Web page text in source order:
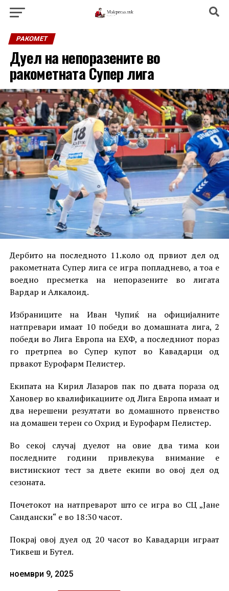
РАКОМЕТ
Дуел на непоразените во
ракометната Супер лига
Дербито на последното 11.коло од првиот дел од
ракометната Супер лига се игра попладнево, а тоа е
воедно пресметка на непоразените во лигата
Вардар и Алкалоид.
Избраниците на Иван Чупиќ на официјалните
натпревари имаат 10 победи во домашната лига, 2
победи во Лига Европа на ЕХФ, а последниот пораз
го претрпеа во Супер купот во Кавадарци од
првакот Еурофарм Пелистер.
Екипата на Кирил Лазаров пак по двата пораза од
Хановер во квалификациите од Лига Европа имаат и
два нерешени резултати во домашното првенство
на домашен терен со Охрид и Еурофарм Пелистер.
Во секој случај дуелот на овие два тима кои
последните години привлекува внимание е
вистинскиот тест за двете екипи во овој дел од
сезоната.
Почетокот на натпреварот што се игра во СЦ „Јане
Сандански“ е во 18:30 часот.
Покрај овој дуел од 20 часот во Кавадарци играат
Тиквеш и Бутел.
ноември 9, 2025